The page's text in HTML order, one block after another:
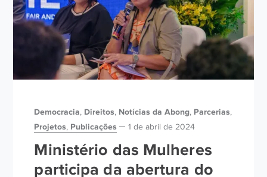
Democracia, Direitos, Notícias da Abong, Parcerias,
Projetos, Publicações 1 de abril de 2024
Ministério das Mulheres
participa da abertura do